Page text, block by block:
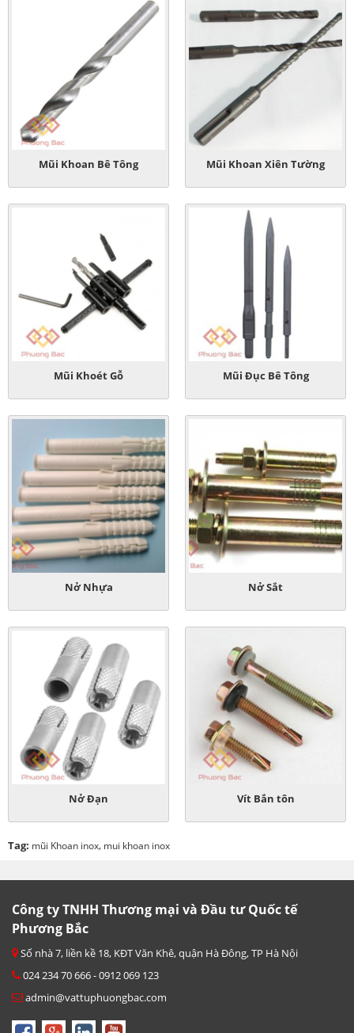
Mũi Khoan Bê Tông Mũi Khoan Xiên Tường
Mũi Khoét Gỗ Mũi Đục Bê Tông
Nở Nhựa Nở Sắt
Nở Đạn Vít Bắn tôn
Tag: mũi Khoan inox, mui khoan inox
Công ty TNHH Thương mại và Đầu tư Quốc tế
Phương Bắc
Số nhà 7, liền kề 18, KĐT Văn Khê, quận Hà Đông, TP Hà Nội
024 234 70 666 - 0912 069 123
admin@vattuphuongbac.com